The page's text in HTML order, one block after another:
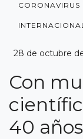
CORONAVIRUS
28 de octubre
Con
40